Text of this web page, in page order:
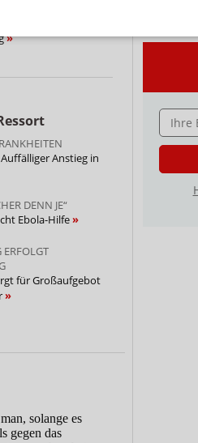
Anstieg in
DENN JE“
Ebola-Hilfe
ERFOLGT
für Großaufgebot
E-MAIL